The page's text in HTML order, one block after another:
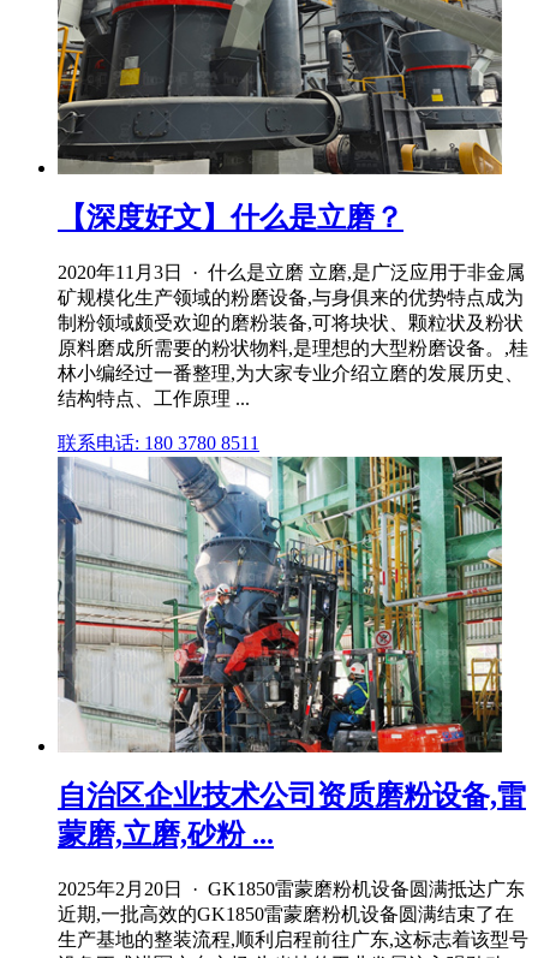
【深度好文】什么是立磨？
2020年11月3日 · 什么是立磨 立磨,是广泛应用于非金属
矿规模化生产领域的粉磨设备,与身俱来的优势特点成为
制粉领域颇受欢迎的磨粉装备,可将块状、颗粒状及粉状
原料磨成所需要的粉状物料,是理想的大型粉磨设备。,桂
林小编经过一番整理,为大家专业介绍立磨的发展历史、
结构特点、工作原理 ...
联系电话: 180 3780 8511
自治区企业技术公司资质磨粉设备,雷
蒙磨,立磨,砂粉 ...
2025年2月20日 · GK1850雷蒙磨粉机设备圆满抵达广东
近期,一批高效的GK1850雷蒙磨粉机设备圆满结束了在
生产基地的整装流程,顺利启程前往广东,这标志着该型号